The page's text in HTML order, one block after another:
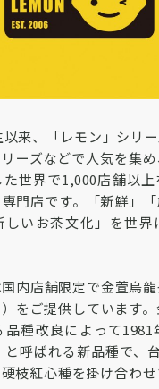
来、「レモン」シリ
ーズなどで人気を集
世界で1,000店舗以
門店です。「新鮮」
しいお茶文化」を世界
内店舗限定で金萱烏
をご提供しています
種改良によって1981
と呼ばれる新品種で、
枝紅心種を掛け合わ